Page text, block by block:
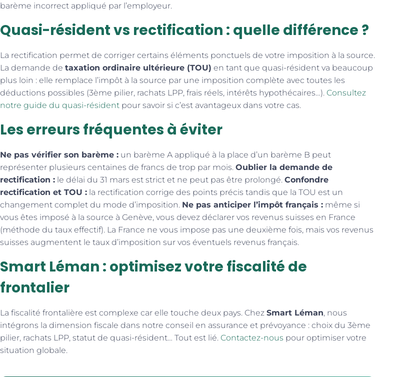
barème incorrect appliqué par l’employeur.
Quasi-résident vs rectification : quelle différence ?
La rectification permet de corriger certains éléments ponctuels de votre imposition à la source.
La demande de taxation ordinaire ultérieure (TOU) en tant que quasi-résident va beaucoup
plus loin : elle remplace l’impôt à la source par une imposition complète avec toutes les
déductions possibles (3ème pilier, rachats LPP, frais réels, intérêts hypothécaires…). Consultez
notre guide du quasi-résident pour savoir si c’est avantageux dans votre cas.
Les erreurs fréquentes à éviter
Ne pas vérifier son barème : un barème A appliqué à la place d’un barème B peut
représenter plusieurs centaines de francs de trop par mois. Oublier la demande de
rectification : le délai du 31 mars est strict et ne peut pas être prolongé. Confondre
rectification et TOU : la rectification corrige des points précis tandis que la TOU est un
changement complet du mode d’imposition. Ne pas anticiper l’impôt français : même si
vous êtes imposé à la source à Genève, vous devez déclarer vos revenus suisses en France
(méthode du taux effectif). La France ne vous impose pas une deuxième fois, mais vos revenus
suisses augmentent le taux d’imposition sur vos éventuels revenus français.
Smart Léman : optimisez votre fiscalité de
frontalier
La fiscalité frontalière est complexe car elle touche deux pays. Chez Smart Léman, nous
intégrons la dimension fiscale dans notre conseil en assurance et prévoyance : choix du 3ème
pilier, rachats LPP, statut de quasi-résident… Tout est lié. Contactez-nous pour optimiser votre
situation globale.